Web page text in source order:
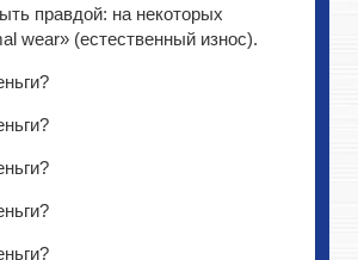
правдой: на некоторых
wear» (естественный износ).